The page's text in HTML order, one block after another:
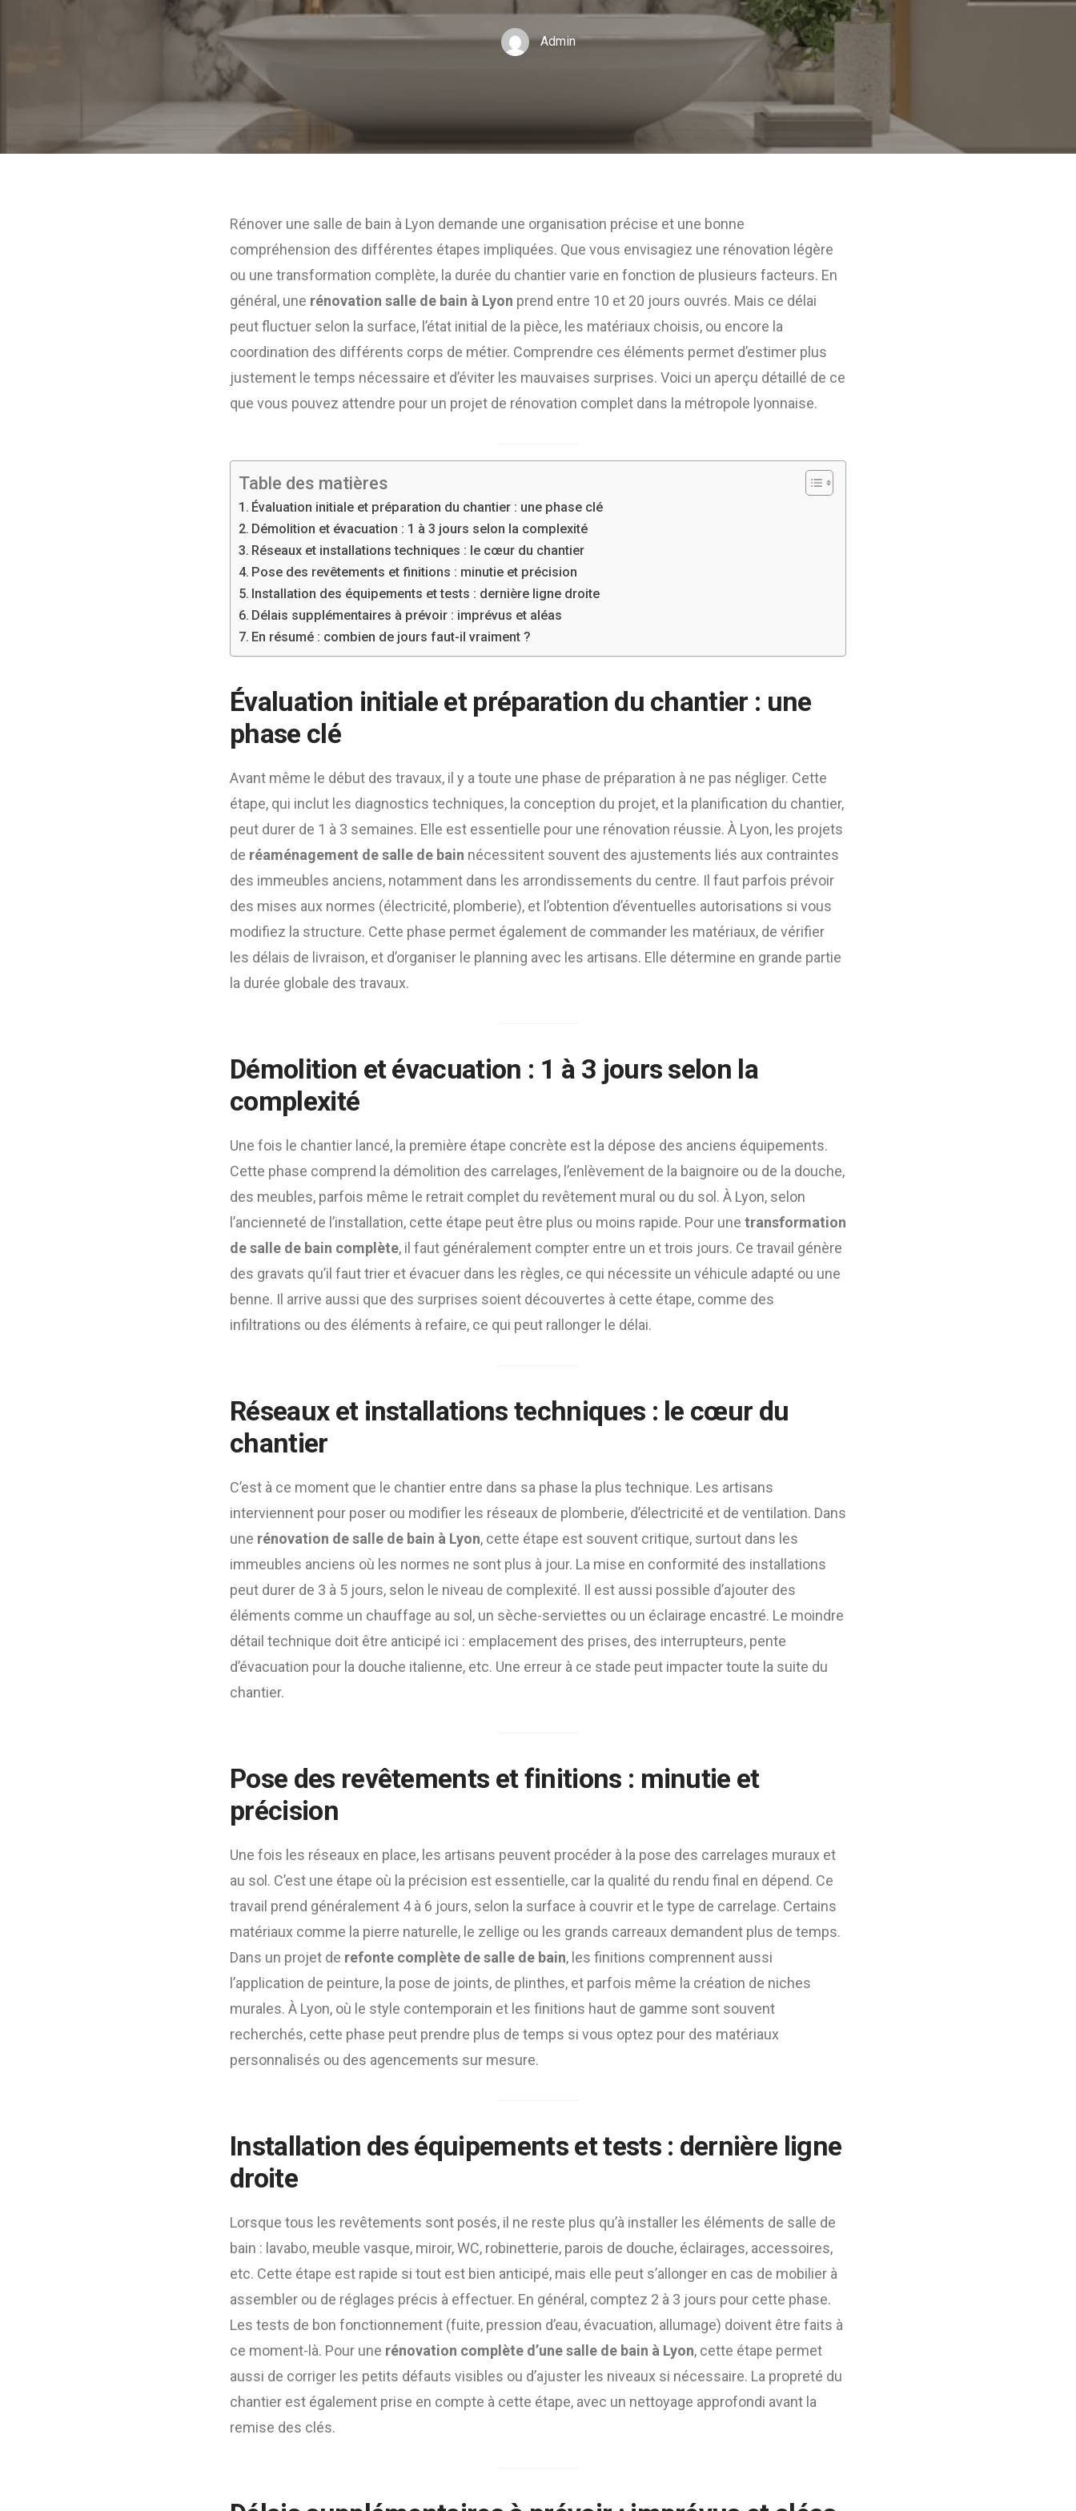
Admin
Rénover une salle de bain à Lyon demande une organisation précise et une bonne
compréhension des différentes étapes impliquées. Que vous envisagiez une rénovation légère
ou une transformation complète, la durée du chantier varie en fonction de plusieurs facteurs. En
général, une rénovation salle de bain à Lyon prend entre 10 et 20 jours ouvrés. Mais ce délai
peut fluctuer selon la surface, l’état initial de la pièce, les matériaux choisis, ou encore la
coordination des différents corps de métier. Comprendre ces éléments permet d’estimer plus
justement le temps nécessaire et d’éviter les mauvaises surprises. Voici un aperçu détaillé de ce
que vous pouvez attendre pour un projet de rénovation complet dans la métropole lyonnaise.
Table des matières
Évaluation initiale et préparation du chantier : une phase clé
Démolition et évacuation : 1 à 3 jours selon la complexité
Réseaux et installations techniques : le cœur du chantier
Pose des revêtements et finitions : minutie et précision
Installation des équipements et tests : dernière ligne droite
Délais supplémentaires à prévoir : imprévus et aléas
En résumé : combien de jours faut-il vraiment ?
Évaluation initiale et préparation du chantier : une
phase clé
Avant même le début des travaux, il y a toute une phase de préparation à ne pas négliger. Cette
étape, qui inclut les diagnostics techniques, la conception du projet, et la planification du chantier,
peut durer de 1 à 3 semaines. Elle est essentielle pour une rénovation réussie. À Lyon, les projets
de réaménagement de salle de bain nécessitent souvent des ajustements liés aux contraintes
des immeubles anciens, notamment dans les arrondissements du centre. Il faut parfois prévoir
des mises aux normes (électricité, plomberie), et l’obtention d’éventuelles autorisations si vous
modifiez la structure. Cette phase permet également de commander les matériaux, de vérifier
les délais de livraison, et d’organiser le planning avec les artisans. Elle détermine en grande partie
la durée globale des travaux.
Démolition et évacuation : 1 à 3 jours selon la
complexité
Une fois le chantier lancé, la première étape concrète est la dépose des anciens équipements.
Cette phase comprend la démolition des carrelages, l’enlèvement de la baignoire ou de la douche,
des meubles, parfois même le retrait complet du revêtement mural ou du sol. À Lyon, selon
l’ancienneté de l’installation, cette étape peut être plus ou moins rapide. Pour une transformation
de salle de bain complète, il faut généralement compter entre un et trois jours. Ce travail génère
des gravats qu’il faut trier et évacuer dans les règles, ce qui nécessite un véhicule adapté ou une
benne. Il arrive aussi que des surprises soient découvertes à cette étape, comme des
infiltrations ou des éléments à refaire, ce qui peut rallonger le délai.
Réseaux et installations techniques : le cœur du
chantier
C’est à ce moment que le chantier entre dans sa phase la plus technique. Les artisans
interviennent pour poser ou modifier les réseaux de plomberie, d’électricité et de ventilation. Dans
une rénovation de salle de bain à Lyon, cette étape est souvent critique, surtout dans les
immeubles anciens où les normes ne sont plus à jour. La mise en conformité des installations
peut durer de 3 à 5 jours, selon le niveau de complexité. Il est aussi possible d’ajouter des
éléments comme un chauffage au sol, un sèche-serviettes ou un éclairage encastré. Le moindre
détail technique doit être anticipé ici : emplacement des prises, des interrupteurs, pente
d’évacuation pour la douche italienne, etc. Une erreur à ce stade peut impacter toute la suite du
chantier.
Pose des revêtements et finitions : minutie et
précision
Une fois les réseaux en place, les artisans peuvent procéder à la pose des carrelages muraux et
au sol. C’est une étape où la précision est essentielle, car la qualité du rendu final en dépend. Ce
travail prend généralement 4 à 6 jours, selon la surface à couvrir et le type de carrelage. Certains
matériaux comme la pierre naturelle, le zellige ou les grands carreaux demandent plus de temps.
Dans un projet de refonte complète de salle de bain, les finitions comprennent aussi
l’application de peinture, la pose de joints, de plinthes, et parfois même la création de niches
murales. À Lyon, où le style contemporain et les finitions haut de gamme sont souvent
recherchés, cette phase peut prendre plus de temps si vous optez pour des matériaux
personnalisés ou des agencements sur mesure.
Installation des équipements et tests : dernière ligne
droite
Lorsque tous les revêtements sont posés, il ne reste plus qu’à installer les éléments de salle de
bain : lavabo, meuble vasque, miroir, WC, robinetterie, parois de douche, éclairages, accessoires,
etc. Cette étape est rapide si tout est bien anticipé, mais elle peut s’allonger en cas de mobilier à
assembler ou de réglages précis à effectuer. En général, comptez 2 à 3 jours pour cette phase.
Les tests de bon fonctionnement (fuite, pression d’eau, évacuation, allumage) doivent être faits à
ce moment-là. Pour une rénovation complète d’une salle de bain à Lyon, cette étape permet
aussi de corriger les petits défauts visibles ou d’ajuster les niveaux si nécessaire. La propreté du
chantier est également prise en compte à cette étape, avec un nettoyage approfondi avant la
remise des clés.